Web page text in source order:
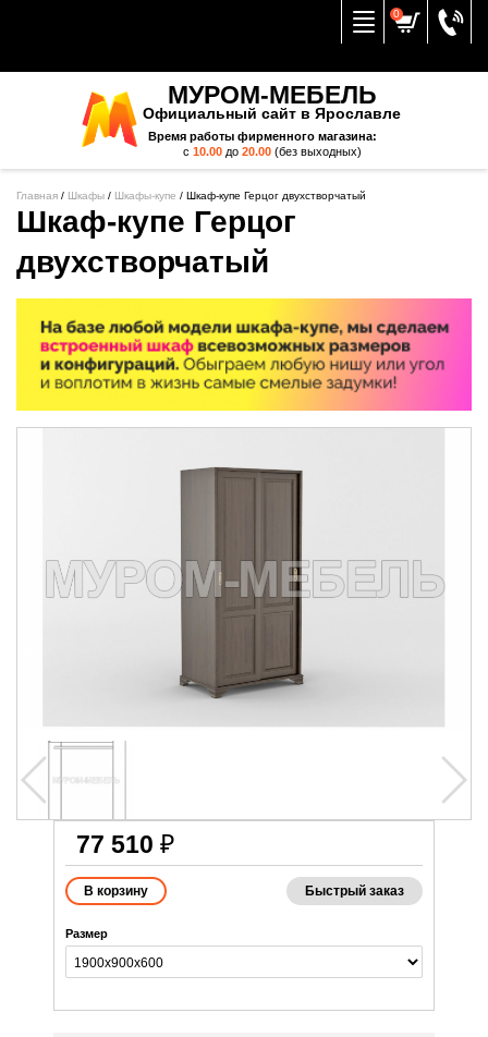
0
МУРОМ-МЕБЕЛЬ
Официальный сайт в Ярославле
Время работы фирменного магазина:
с 10.00до 20.00(без выходных)
Главная / Шкафы / Шкафы-купе / Шкаф-купе Герцог двухстворчатый
Шкаф-купе Герцог
двухстворчатый
77 510 ₽
Быстрый заказ
Размер